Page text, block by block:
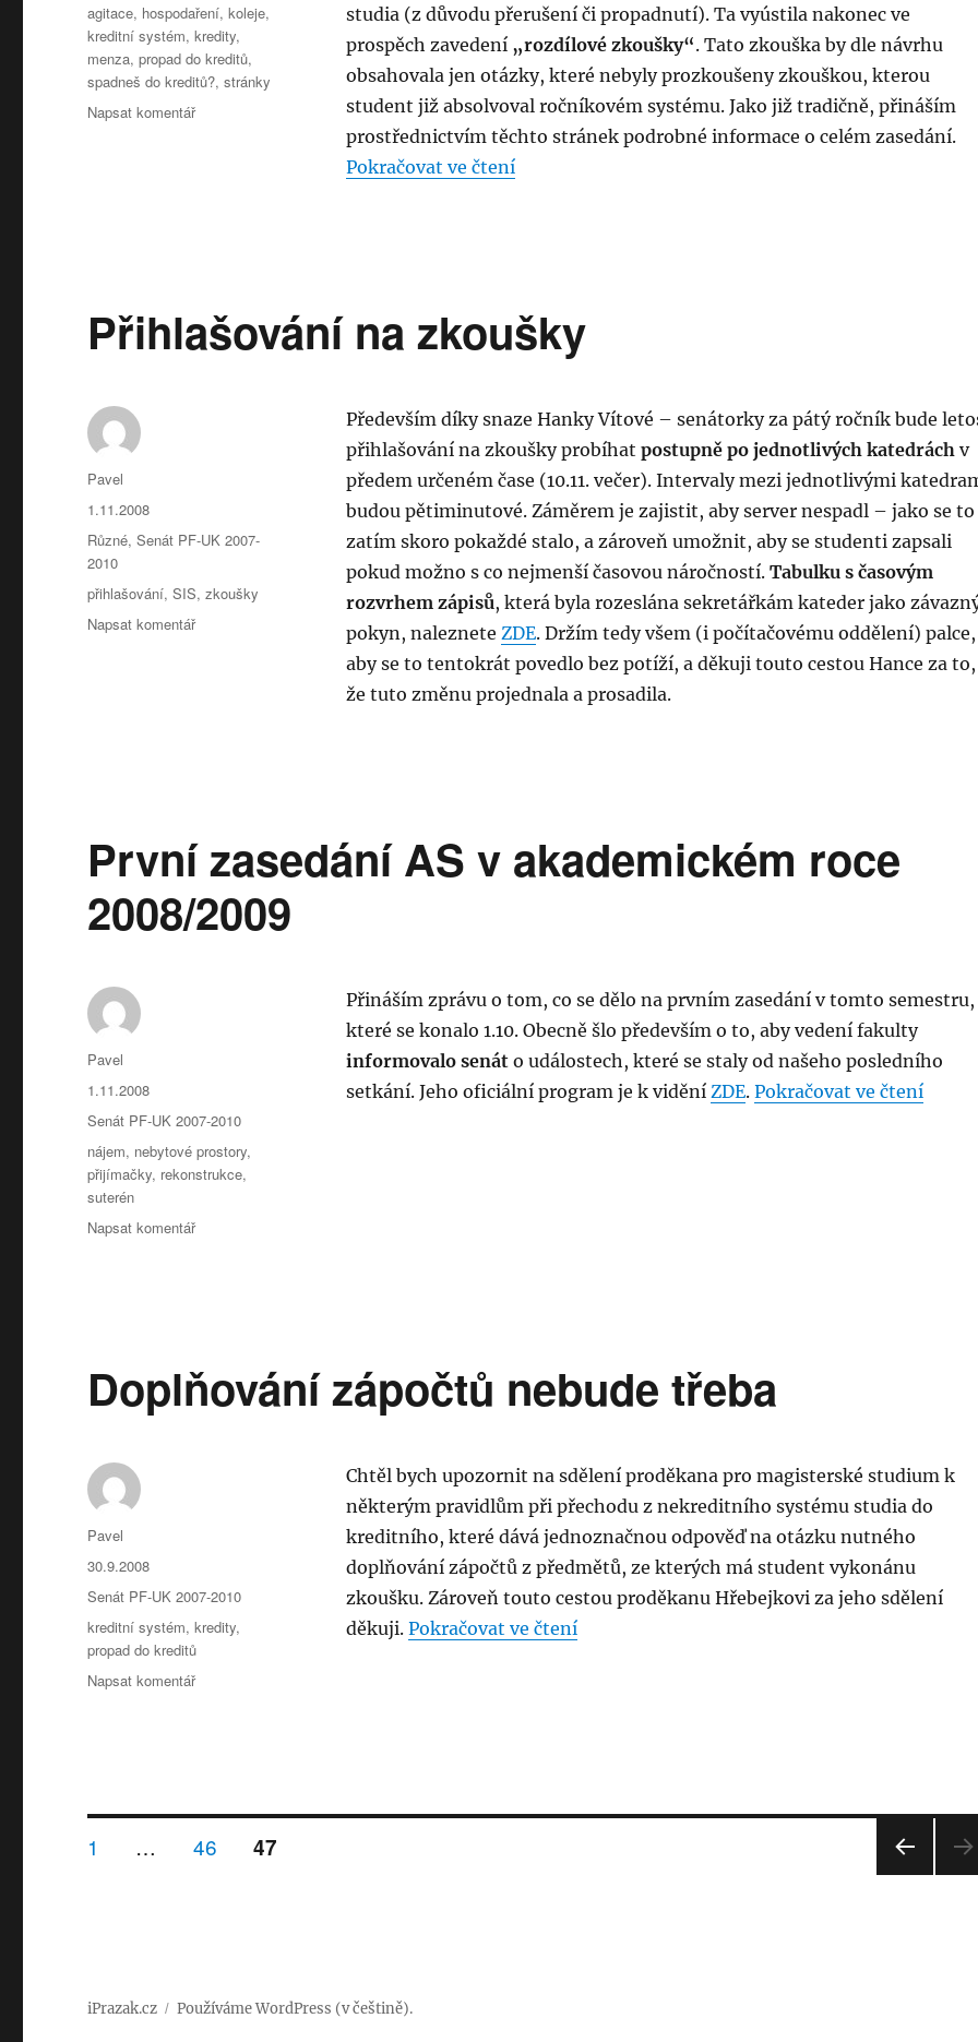
studia (z důvodu přerušení či propadnutí). Ta vyústila nakonec ve
prospěch zavedení „rozdílové zkoušky“. Tato zkouška by dle návrhu
obsahovala jen otázky, které nebyly prozkoušeny zkouškou, kterou
student již absolvoval ročníkovém systému. Jako již tradičně, přináším
prostřednictvím těchto stránek podrobné informace o celém zasedání.
Pokračovat ve čtení„Zasedání AS 13.11. – hospodaření, KaM, opakování
Štítky:
agitace, hospodaření,koleje,
kreditní systém,kredity,
menza,propad do kreditů,
spadneš do kreditů?,stránky
Napsat komentářpro
KaM,
opakování
Přihlašování na zkoušky
Především díky snaze Hanky Vítové – senátorky za pátý ročník bude
přihlašování na zkoušky probíhat postupně po jednotlivých katedráchv
předem určeném čase (10.11. večer). Intervaly mezi jednotlivými
budou pětiminutové. Záměrem je zajistit, aby server nespadl – jako se to
zatím skoro pokaždé stalo, a zároveň umožnit, aby se studenti zapsali
pokud možno s co nejmenší časovou náročností. Tabulku s časovým
rozvrhem zápisů, která byla rozeslána sekretářkám kateder jako
pokyn, naleznete ZDE. Držím tedy všem (i počítačovému oddělení) palce,
aby se to tentokrát povedlo bez potíží, a děkuji touto cestou Hance za to,
že tuto změnu projednala a prosadila.
Autor:
Pavel
Publikováno:
1.11.2008
Rubriky:
Různé,Senát PF-UK 2007-
2010
Štítky:
přihlašování,SIS,zkoušky
Napsat komentářpro
První zasedání AS v akademickém roce
2008/2009
Přináším zprávu o tom, co se dělo na prvním zasedání v tomto semestru,
které se konalo 1.10. Obecně šlo především o to, aby vedení fakulty
informovalo senáto událostech, které se staly od našeho posledního
setkání. Jeho oficiální program je k vidění ZDE. Pokračovat ve čtení
Autor:
Pavel
Publikováno:
1.11.2008
Rubriky:
Senát PF-UK 2007-2010
Štítky:
nájem, nebytové prostory,
přijímačky, rekonstrukce,
suterén
Napsat komentářpro
v
akademickém
Doplňování zápočtů nebude třeba
Chtěl bych upozornit na sdělení proděkana pro magisterské studium k
některým pravidlům při přechodu z nekreditního systému studia do
kreditního, které dává jednoznačnou odpověď na otázku nutného
doplňování zápočtů z předmětů, ze kterých má student vykonánu
zkoušku. Zároveň touto cestou proděkanu Hřebejkovi za jeho sdělení
děkuji. Pokračovat ve čtení„Doplňování zápočtů nebude třeba“
Autor:
Pavel
Publikováno:
30.9.2008
Rubriky:
Senát PF-UK 2007-2010
Štítky:
kreditní systém,kredity,
propad do kreditů
Napsat komentářpro
nebude
třeba
Stránkování
STRÁNKA:
1 … STRÁNKA:
46 STRÁNKA:
47
iPrazak.cz Používáme WordPress (v češtině).